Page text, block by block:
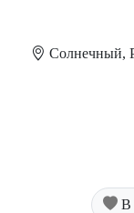
Солнечный,
В